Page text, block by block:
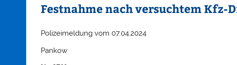
Festnahme nach versuchtem Kfz-
Polizeimeldung vom 07.04.2024
Pankow